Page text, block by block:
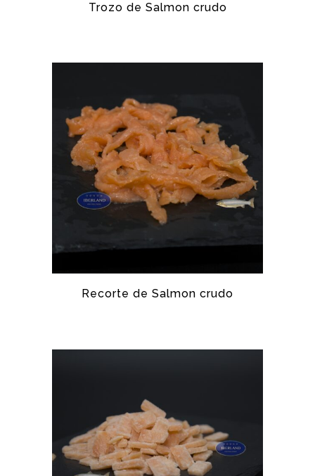
Trozo de Salmon crudo
Recorte de Salmon crudo